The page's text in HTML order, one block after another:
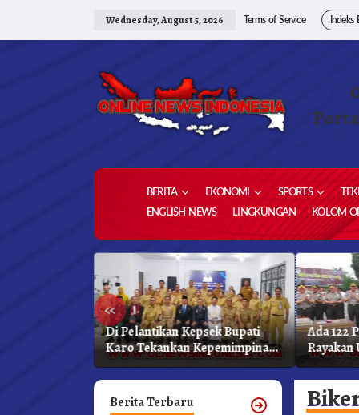
Wednesday, August 5, 2026 Terms of Service Indeks
BERITA EKONOMI SPORTS
ENGLISH NEWS
LINGKUNGAN KOLOM
«
Di Pelantikan Kepsek Bupati
Karo Tekankan Kepemimpinan
Profesional Dongkrak Mutu
Pendidikan
Ada 122
Rayakan
Berita Terbaru